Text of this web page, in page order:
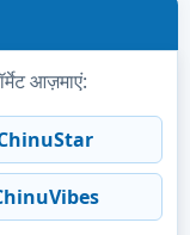
आज़माएं: